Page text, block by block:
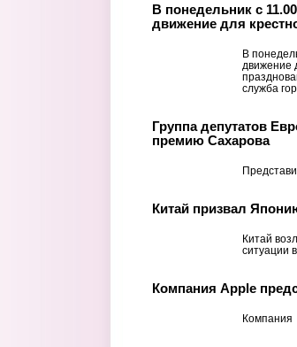
В понедельник с
движение для
В
движение
служба
Группа депутатов
премию Сахарова
Китай призвал
Китай
ситуации
Компания Apple
Компания